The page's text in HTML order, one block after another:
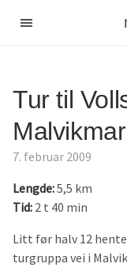
Tur til
7. februar 2009
Lengde:5,5 km
Tid: 2 t 40 min
Litt før halv 12
turgruppa vei i